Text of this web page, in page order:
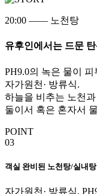
20:00 —— 노천탕
유후인에서는 드문
PH9.0의 녹은 물이
자가원천· 방류식.
하늘을 비추는 노천
둘이서 혹은 혼자서
POINT
03
객실 완비된 노천탕/실내탕
자가원천· 방류식,